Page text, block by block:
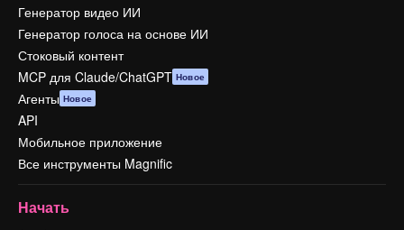
Генератор видео ИИ
Генератор голоса на основе ИИ
Стоковый контент
MCP для Claude/ChatGPT Новое
Агенты Новое
API
Мобильное приложение
Все инструменты Magnific
Начать